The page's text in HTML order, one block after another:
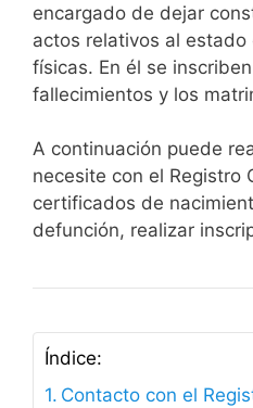
encargado de dejar
actos relativos al estado
físicas. En él se
fallecimientos y los
A continuación puede
necesite con el Registro
certificados de
defunción, realizar
Índice:
Contacto con el